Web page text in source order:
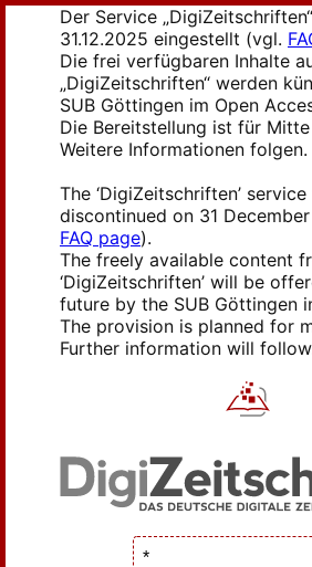
Der Service
31.12.2025 eingestellt (vgl.
Die frei verfügbaren Inhalte
„DigiZeitschriften“ werden
SUB Göttingen im Open
Die Bereitstellung ist für
Weitere Informationen folgen.
The ‘DigiZeitschriften’
discontinued on 31
FAQ page).
The freely available content
‘DigiZeitschriften’ will be
future by the SUB Göttingen
The provision is planned for
Further information will